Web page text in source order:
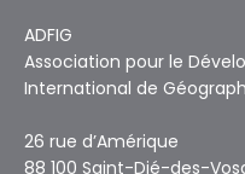
ADFIG
Association pour le
International de
26 rue d’Amérique
88 100 Saint-Dié-des-